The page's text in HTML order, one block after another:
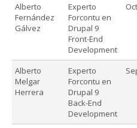
Alberto
Fernández
Gálvez
Experto
Forcontu en
Drupal 9
Front-End
Development
Alberto
Melgar
Herrera
Experto
Forcontu en
Drupal 9
Back-End
Development